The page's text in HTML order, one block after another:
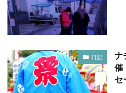
日記
ナ
催
セ